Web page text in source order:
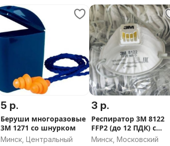
5 р.
Беруши многоразовые
3М 1271 со шнурком
Минск, Центральный
3 р.
Респиратор 3M 8122
FFP2 (до 12 ПДК) с
клапаном выд
Минск, Московский